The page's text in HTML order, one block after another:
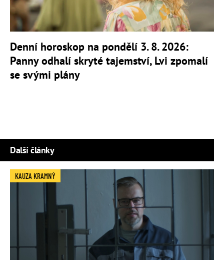
Denní horoskop na pondělí 3. 8. 2026:
Panny odhalí skryté tajemství, Lvi zpomalí
se svými plány
Další články
KAUZA KRAMNÝ